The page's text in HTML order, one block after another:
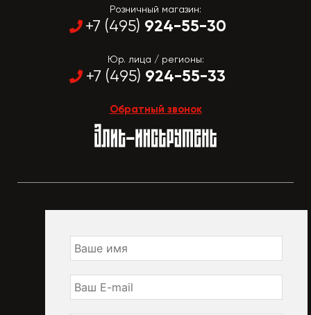
Розничный магазин:
+7 (495) 924-55-30
Юр. лица / регионы:
+7 (495) 924-55-33
Обратный звонок